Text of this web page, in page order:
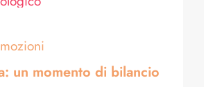
un momento di bilancio